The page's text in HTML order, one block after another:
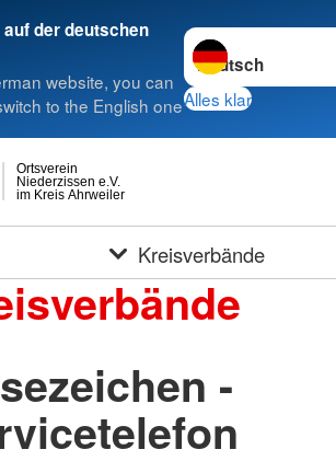
der deutschen
website, you can
to the English one
Sprache wechseln
Alles klar
im Kreis Ahrweiler
Niederzissen e.V.
Ortsverein
Kreisverbände
-